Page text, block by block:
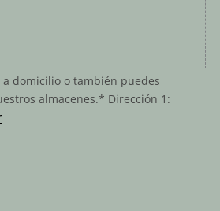
domicilio o también puedes
almacenes.* Dirección 1: